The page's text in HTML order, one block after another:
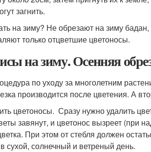
загнить.
на зиму? Не обрезают на зиму
только отцветшие цветоносы.
на зиму. Осенняя
по уходу за многолетним
производится после цветения. А
цветоносы. Сразу нужно удалить
завянут, и цветонос вызреет (при
При этом от стебля должен
сухой, солнечный и ветреный день.